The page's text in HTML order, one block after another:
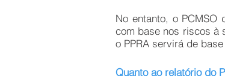
No entanto, o PCMSO
com base nos riscos à
o PPRA servirá de
Quanto ao relatório do